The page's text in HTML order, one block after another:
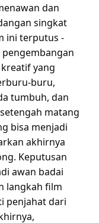
dan
singkat
ini terputus -
yang
buru,
tumbuh, dan
matang
bisa menjadi
akhirnya
Keputusan
awan badai
langkah film
penjahat dari